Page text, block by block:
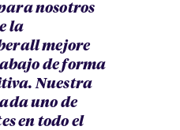
nosotros
la
mejore
de forma
Nuestra
uno de
en todo el